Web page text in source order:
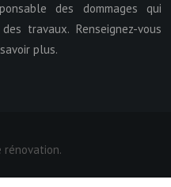
des dommages qui
travaux. Renseignez-vous
plus.
rénovation.